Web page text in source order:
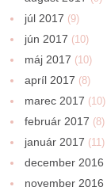
júl 2017 (9)
jún 2017 (10)
máj 2017 (10)
apríl 2017 (8)
marec 2017 (10)
február 2017 (8)
január 2017 (11)
december 2016
november 2016